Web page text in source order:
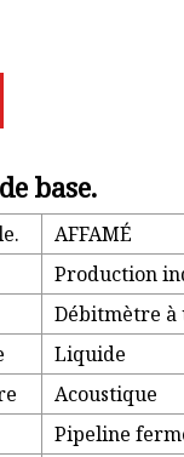
base.
AFFAMÉ
Production
Débitmètre à
Liquide
Acoustique
Pipeline